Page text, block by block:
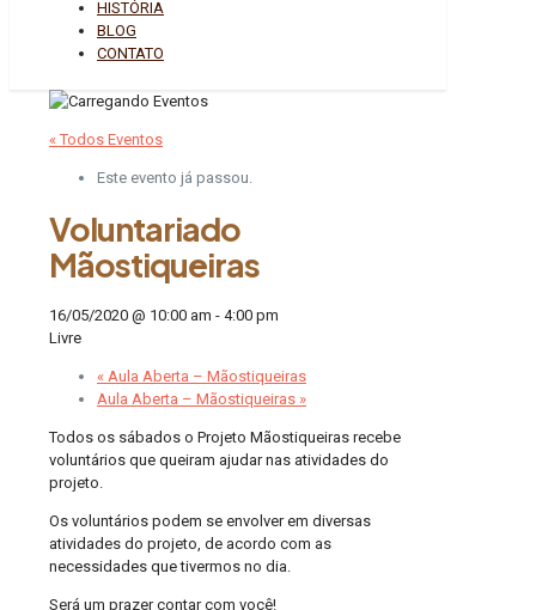
HISTÓRIA
BLOG
CONTATO
« Todos Eventos
Este evento já passou.
Voluntariado
Mãostiqueiras
16/05/2020 @ 10:00 am - 4:00 pm
Livre
« Aula Aberta – Mãostiqueiras
Aula Aberta – Mãostiqueiras »
Todos os sábados o Projeto Mãostiqueiras recebe
voluntários que queiram ajudar nas atividades do
projeto.
Os voluntários podem se envolver em diversas
atividades do projeto, de acordo com as
necessidades que tivermos no dia.
Será um prazer contar com você!